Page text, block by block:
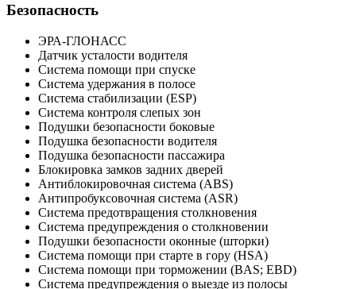
Безопасность
ЭРА-ГЛОНАСС
Датчик усталости водителя
Система помощи при спуске
Система удержания в полосе
Система стабилизации (ESP)
Система контроля слепых зон
Подушки безопасности боковые
Подушка безопасности водителя
Подушка безопасности пассажира
Блокировка замков задних дверей
Антиблокировочная система (ABS)
Антипробуксовочная система (ASR)
Система предотвращения столкновения
Система предупреждения о столкновении
Подушки безопасности оконные (шторки)
Система помощи при старте в гору (HSA)
Система помощи при торможении (BAS; EBD)
Система предупреждения о выезде из полосы